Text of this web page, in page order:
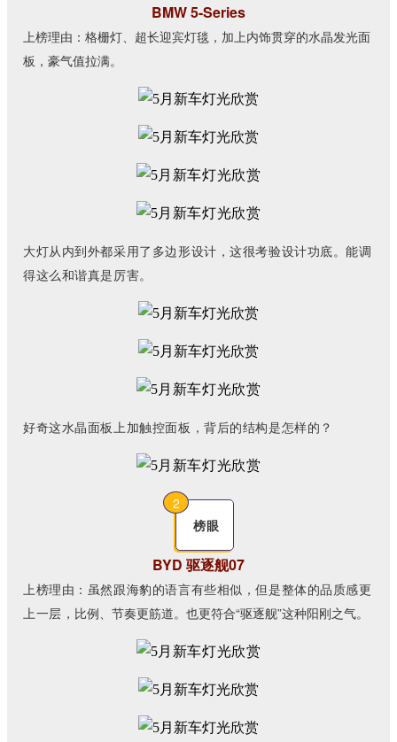
BMW 5-Series
上榜理由：格栅灯、超长迎宾灯毯，加上内饰贯穿的水晶发光面
板，豪气值拉满。
大灯从内到外都采用了多边形设计，这很考验设计功底。能调
得这么和谐真是厉害。
好奇这水晶面板上加触控面板，背后的结构是怎样的？
2
榜眼
BYD 驱逐舰07
上榜理由 ：虽然跟海豹的语言有些相似，但是整体的品质感更
上一层， 比例、节奏更筋道。也更符合“驱逐舰”这种阳刚之气。